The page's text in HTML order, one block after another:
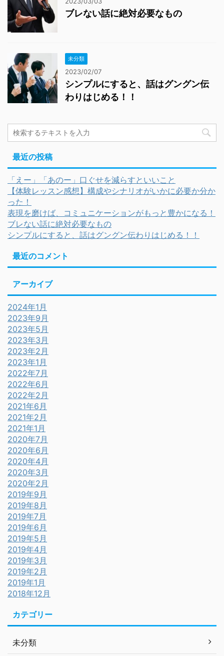
ブレない話に絶対必要なもの
未分類
2023/02/07
シンプルにすると、話はグングン伝
わりはじめる！！
最近の投稿
「えー」「あのー」口ぐせを減らすといいこと
【体験レッスン感想】構成やシナリオがいかに必要か分か
った！
表現を磨けば、コミュニケーションがもっと豊かになる！
ブレない話に絶対必要なもの
シンプルにすると、話はグングン伝わりはじめる！！
最近のコメント
アーカイブ
2024年1月
2023年9月
2023年5月
2023年3月
2023年2月
2023年1月
2022年7月
2022年6月
2022年2月
2021年6月
2021年2月
2021年1月
2020年7月
2020年6月
2020年4月
2020年3月
2020年2月
2019年9月
2019年8月
2019年7月
2019年6月
2019年5月
2019年4月
2019年3月
2019年2月
2019年1月
2018年12月
カテゴリー
未分類